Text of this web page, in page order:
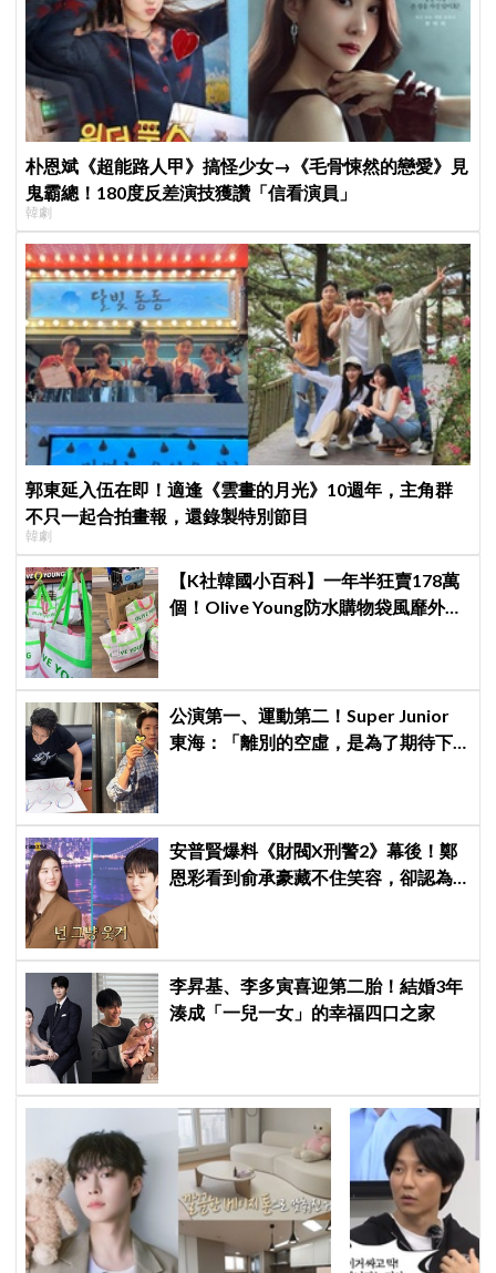
朴恩斌《超能路人甲》搞怪少女→《毛骨悚然的戀愛》見
鬼霸總！180度反差演技獲讚「信看演員」
韓劇
郭東延入伍在即！適逢《雲畫的月光》10週年，主角群
不只一起合拍畫報，還錄製特別節目
韓劇
【K社韓國小百科】一年半狂賣178萬
個！Olive Young防水購物袋風靡外國
公演第一、運動第二！Super Junior
東海：「離別的空虛，是為了期待下
安普賢爆料《財閥X刑警2》幕後！鄭
恩彩看到俞承豪藏不住笑容，卻認為
李昇基、李多寅喜迎第二胎！結婚3年
湊成「一兒一女」的幸福四口之家